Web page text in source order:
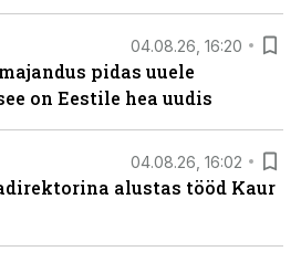
04.08.26, 16:20
pidas uuele
on Eestile hea uudis
04.08.26, 16:02
alustas tööd Kaur